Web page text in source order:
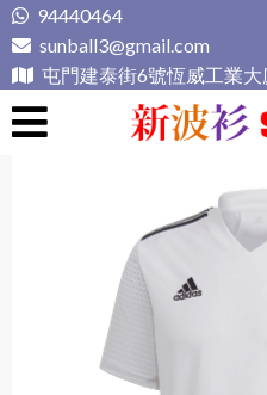
Skip
to
content
94440464
sunball3@gmail.com
屯門建泰街6號恆威工業